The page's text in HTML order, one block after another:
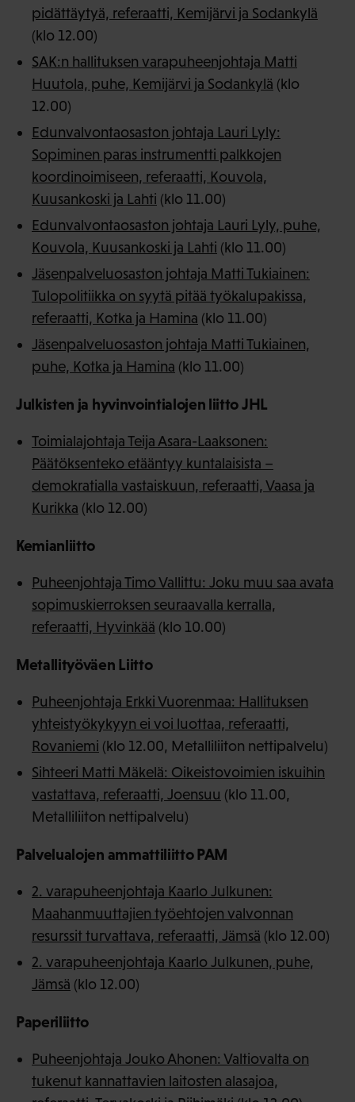
pidättäytyä, referaatti, Kemijärvi ja Sodankylä
(klo 12.00)
SAK:n hallituksen varapuheenjohtaja Matti
Huutola, puhe, Kemijärvi ja Sodankylä (klo
12.00)
Edunvalvontaosaston johtaja Lauri Lyly:
Sopiminen paras instrumentti palkkojen
koordinoimiseen, referaatti, Kouvola,
Kuusankoski ja Lahti (klo 11.00)
Edunvalvontaosaston johtaja Lauri Lyly, puhe,
Kouvola, Kuusankoski ja Lahti (klo 11.00)
Jäsenpalveluosaston johtaja Matti Tukiainen:
Tulopolitiikka on syytä pitää työkalupakissa,
referaatti, Kotka ja Hamina (klo 11.00)
Jäsenpalveluosaston johtaja Matti Tukiainen,
puhe, Kotka ja Hamina (klo 11.00)
Julkisten ja hyvinvointialojen liitto JHL
Toimialajohtaja Teija Asara-Laaksonen:
Päätöksenteko etääntyy kuntalaisista –
demokratialla vastaiskuun, referaatti, Vaasa ja
Kurikka (klo 12.00)
Kemianliitto
Puheenjohtaja Timo Vallittu: Joku muu saa avata
sopimuskierroksen seuraavalla kerralla,
referaatti, Hyvinkää (klo 10.00)
Metallityöväen Liitto
Puheenjohtaja Erkki Vuorenmaa: Hallituksen
yhteistyökykyyn ei voi luottaa, referaatti,
Rovaniemi (klo 12.00, Metalliliiton nettipalvelu)
Sihteeri Matti Mäkelä: Oikeistovoimien iskuihin
vastattava, referaatti, Joensuu (klo 11.00,
Metalliliiton nettipalvelu)
Palvelualojen ammattiliitto PAM
2. varapuheenjohtaja Kaarlo Julkunen:
Maahanmuuttajien työehtojen valvonnan
resurssit turvattava, referaatti, Jämsä (klo 12.00)
2. varapuheenjohtaja Kaarlo Julkunen, puhe,
Jämsä (klo 12.00)
Paperiliitto
Puheenjohtaja Jouko Ahonen: Valtiovalta on
tukenut kannattavien laitosten alasajoa,